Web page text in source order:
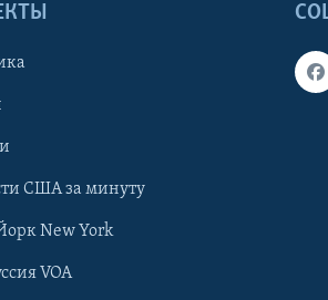
США за минуту
New York
VOA